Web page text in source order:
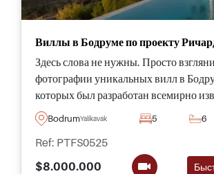
Виллы в Бодруме по проекту
Здесь слова не нужны. Просто
фотографии уникальных вилл в
которых был разработан всемирно
архитектором Ричардом Мейером, и
себя владельцем одной из них. Редкая
возможность приобрести знаковую
в Турции от архитектора с мировым
BodrumYalikavak 5 6
Ref: PTFS0525
$8.000.000